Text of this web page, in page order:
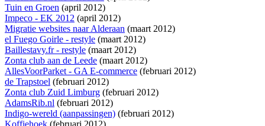
Tuin en Groen (april 2012)
Impeco - EK 2012 (april 2012)
Migratie websites naar Alderaan (maart 2012)
el Fuego Goirle - restyle (maart 2012)
Baillestavy.fr - restyle (maart 2012)
Zonta club aan de Leede (maart 2012)
AllesVoorParket - GA E-commerce (februari 2012)
de Trapstoel (februari 2012)
Zonta club Zuid Limburg (februari 2012)
AdamsRib.nl (februari 2012)
Indigo-wereld (aanpassingen) (februari 2012)
Koffiehoek (februari 2012)